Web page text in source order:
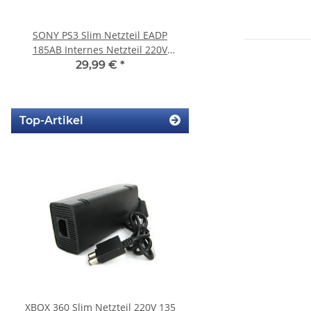
SONY PS3 Slim Netzteil EADP
185AB Internes Netzteil 220V
gerbaucht
29,99 € *
Top-Artikel
XBOX 360 Slim Netzteil 220V 135